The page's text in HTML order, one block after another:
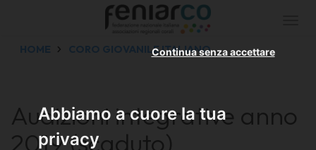
Abbiamo a cuore la tua
privacy
Continua senza accettare
HOME CORO GIOVANILE ITALIANO
Audizioni integrative anno
2019 (scaduto)